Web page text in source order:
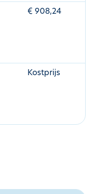
€ 908,24
Kostprijs